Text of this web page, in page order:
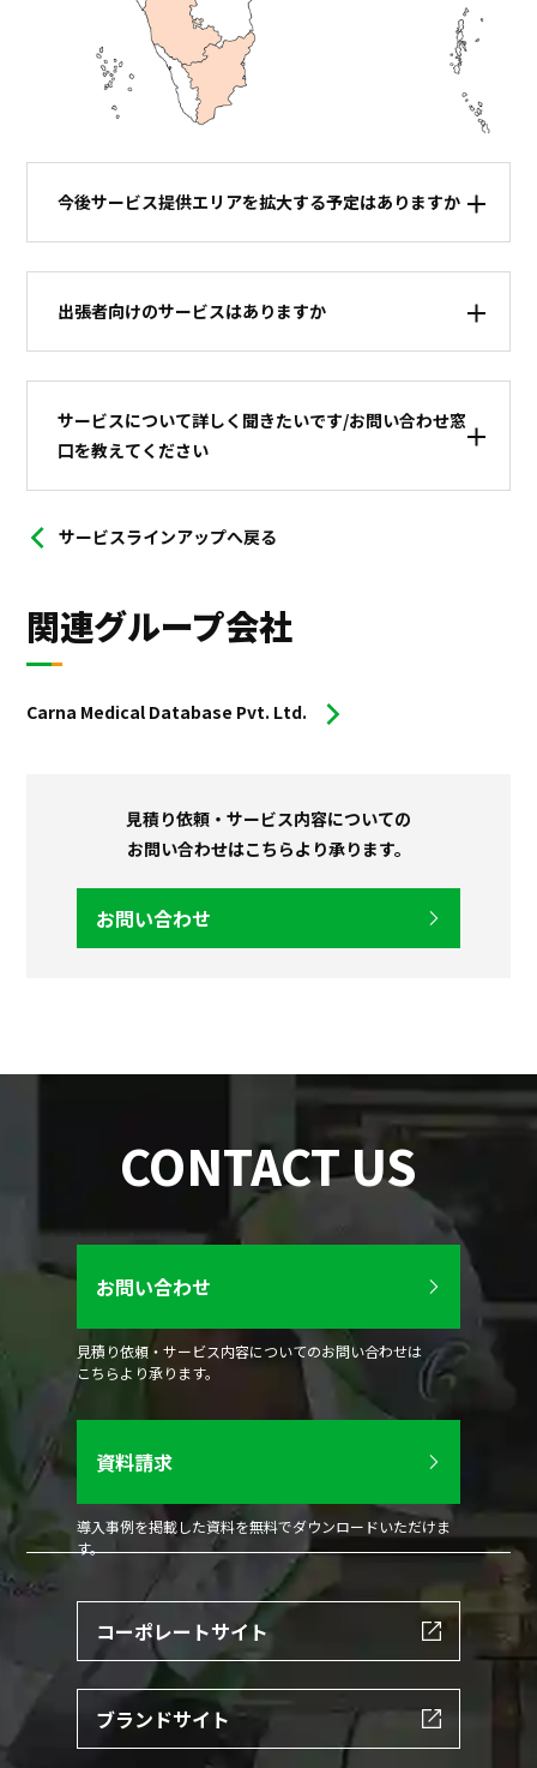
今後サービス提供エリアを拡大する予定はありますか
出張者向けのサービスはありますか
サービスについて詳しく聞きたいです/お問い合わせ窓
口を教えてください
サービスラインアップへ戻る
関連グループ会社
Carna Medical Database Pvt. Ltd.
見積り依頼・サービス内容についての
お問い合わせはこちらより承ります。
お問い合わせ
CONTACT US
お問い合わせ
見積り依頼・サービス内容についてのお問い合わせは
こちらより承ります。
資料請求
導入事例を掲載した資料を無料でダウンロードいただけま
す。
コーポレートサイト
ブランドサイト